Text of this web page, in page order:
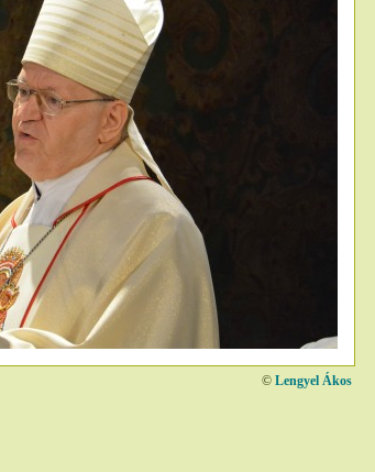
© Lengyel Ákos